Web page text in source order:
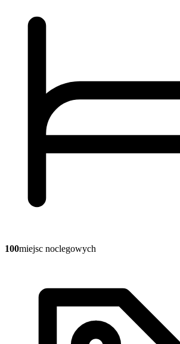
100miejsc noclegowych